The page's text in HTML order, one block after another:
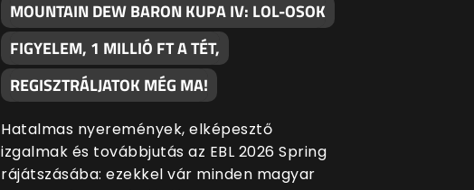
MOUNTAIN DEW BARON KUPA IV: LOL-OSOK
FIGYELEM, 1 MILLIÓ FT A TÉT,
REGISZTRÁLJATOK MÉG MA!
Hatalmas nyeremények, elképesztő
izgalmak és továbbjutás az EBL 2026 Spring
rájátszásába: ezekkel vár minden magyar